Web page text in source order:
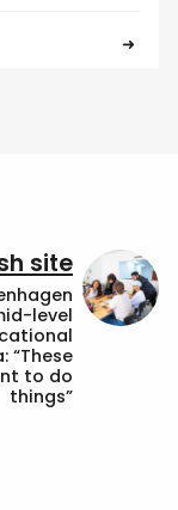
site
level
“These
to do
things”